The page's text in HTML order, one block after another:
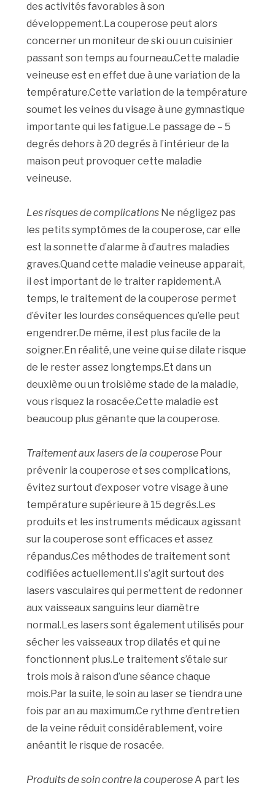
des activités favorables à son
développement.La couperose peut alors
concerner un moniteur de ski ou un cuisinier
passant son temps au fourneau.Cette maladie
veineuse est en effet due à une variation de la
température.Cette variation de la température
soumet les veines du visage à une gymnastique
importante qui les fatigue.Le passage de – 5
degrés dehors à 20 degrés à l’intérieur de la
maison peut provoquer cette maladie
veineuse.
Les risques de complications Ne négligez pas
les petits symptômes de la couperose, car elle
est la sonnette d’alarme à d’autres maladies
graves.Quand cette maladie veineuse apparait,
il est important de le traiter rapidement.A
temps, le traitement de la couperose permet
d’éviter les lourdes conséquences qu’elle peut
engendrer.De même, il est plus facile de la
soigner.En réalité, une veine qui se dilate risque
de le rester assez longtemps.Et dans un
deuxième ou un troisième stade de la maladie,
vous risquez la rosacée.Cette maladie est
beaucoup plus gênante que la couperose.
Traitement aux lasers de la couperose Pour
prévenir la couperose et ses complications,
évitez surtout d’exposer votre visage à une
température supérieure à 15 degrés.Les
produits et les instruments médicaux agissant
sur la couperose sont efficaces et assez
répandus.Ces méthodes de traitement sont
codifiées actuellement.Il s’agit surtout des
lasers vasculaires qui permettent de redonner
aux vaisseaux sanguins leur diamètre
normal.Les lasers sont également utilisés pour
sécher les vaisseaux trop dilatés et qui ne
fonctionnent plus.Le traitement s’étale sur
trois mois à raison d’une séance chaque
mois.Par la suite, le soin au laser se tiendra une
fois par an au maximum.Ce rythme d’entretien
de la veine réduit considérablement, voire
anéantit le risque de rosacée.
Produits de soin contre la couperoseA part les